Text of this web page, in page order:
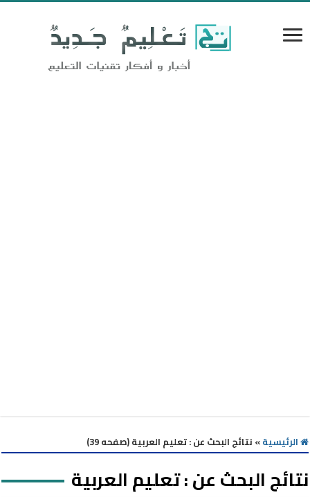
الرئيسية» نتائج البحث عن : تعليم العربية (صفحه 39)
نتائج البحث عن :تعليم العربية